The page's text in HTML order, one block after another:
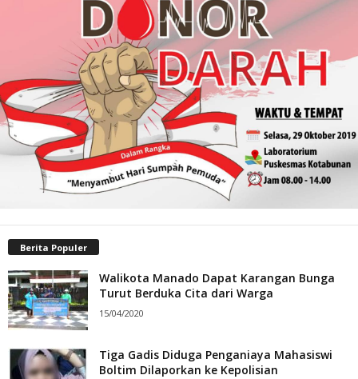
Berita Populer
Walikota Manado Dapat Karangan Bunga
Turut Berduka Cita dari Warga
15/04/2020
Tiga Gadis Diduga Penganiaya Mahasiswi
Boltim Dilaporkan ke Kepolisian